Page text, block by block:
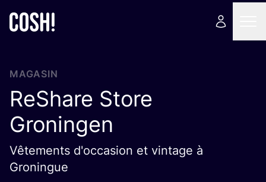
MAGASIN
ReShare Store
Groningen
Vêtements d'occasion et vintage à
Groningue